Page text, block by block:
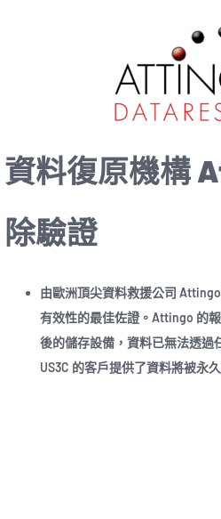
資料復原機構
除驗證
由歐洲頂尖資料救援公司
有效性的最佳佐證。Attingo 的
後的儲存設備，資料已無法透過
US3C 的客戶提供了資料將被永